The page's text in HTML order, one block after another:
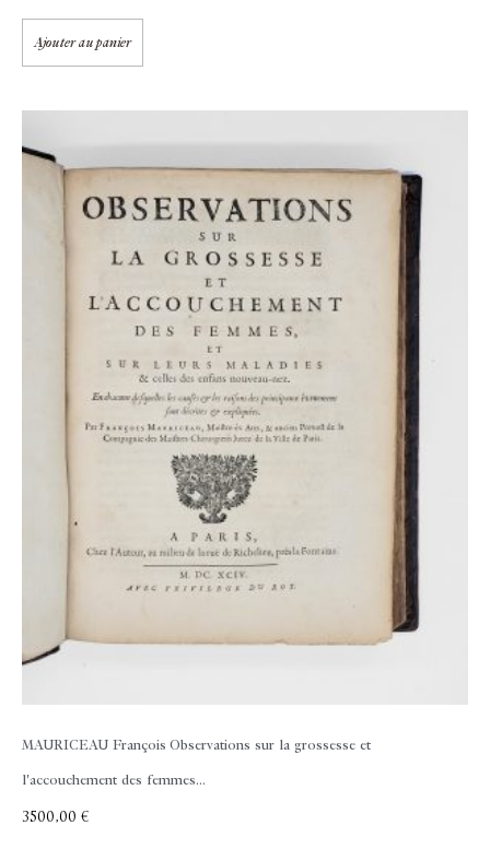
Ajouter au panier
MAURICEAU François Observations sur la grossesse et
l'accouchement des femmes...
3500,00 €